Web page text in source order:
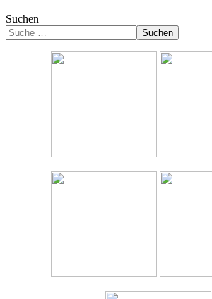
Suchen
Suchen